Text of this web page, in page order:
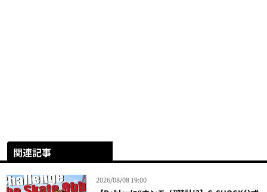
関連記事
2026/08/08 19:00